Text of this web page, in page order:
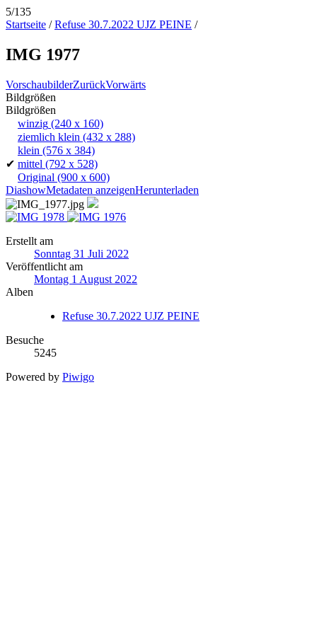
5/135
Startseite /Refuse 30.7.2022 UJZ PEINE /
IMG 1977
VorschaubilderZurückVorwärts
Bildgrößen
Bildgrößen
winzig (240 x 160)
ziemlich klein (432 x 288)
klein (576 x 384)
✔ mittel (792 x 528)
Original (900 x 600)
DiashowMetadaten anzeigenHerunterladen
Erstellt am
Sonntag 31 Juli 2022
Veröffentlicht am
Montag 1 August 2022
Alben
Refuse 30.7.2022 UJZ PEINE
Besuche
5245
Powered by Piwigo